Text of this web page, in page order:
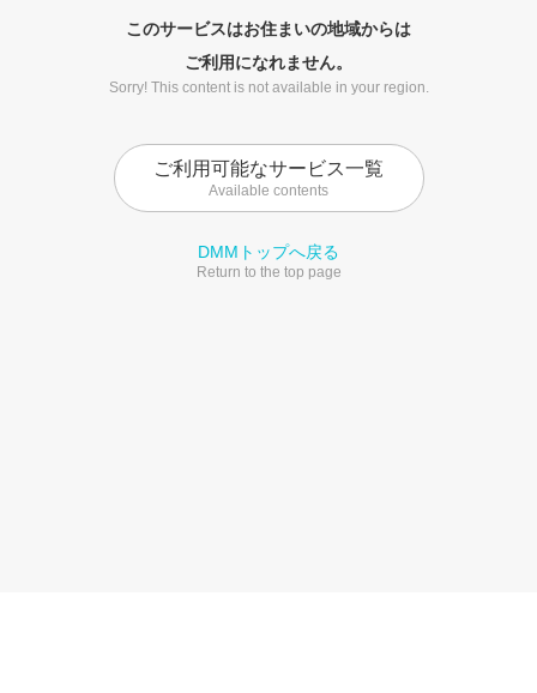
このサービスはお住まいの地域からは
ご利用になれません。
Sorry! This content is not available in your region.
ご利用可能なサービス一覧
Available contents
DMMトップへ戻る
Return to the top page